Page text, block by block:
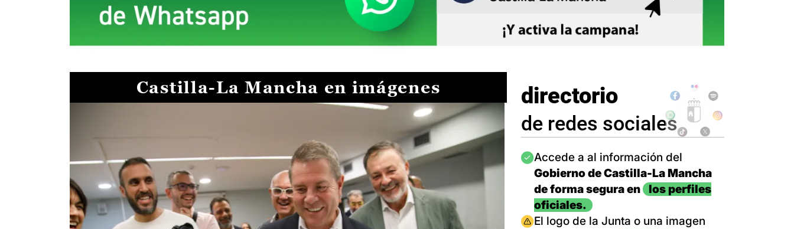
Castilla-La Mancha en imágenes directorio
de redes sociales
Imagen
Accede a al información del
Gobierno de Castilla-La Mancha
de forma segura en
los perfiles
oficiales.
Imagen
El logo de la Junta o una imagen